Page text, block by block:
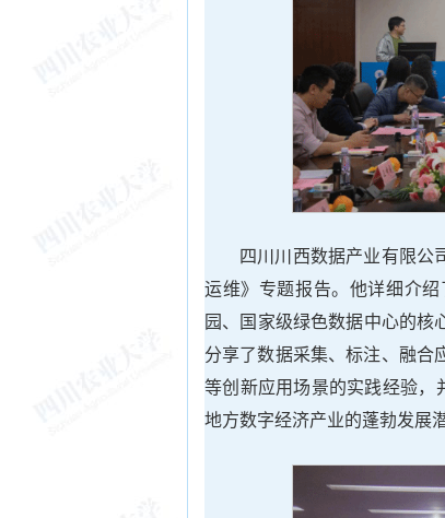
四川川西数据产业有限公
运维》专题报告。他详细介
园、国家级绿色数据中心的核
分享了数据采集、标注、融合
等创新应用场景的实践经验，
地方数字经济产业的蓬勃发展潜